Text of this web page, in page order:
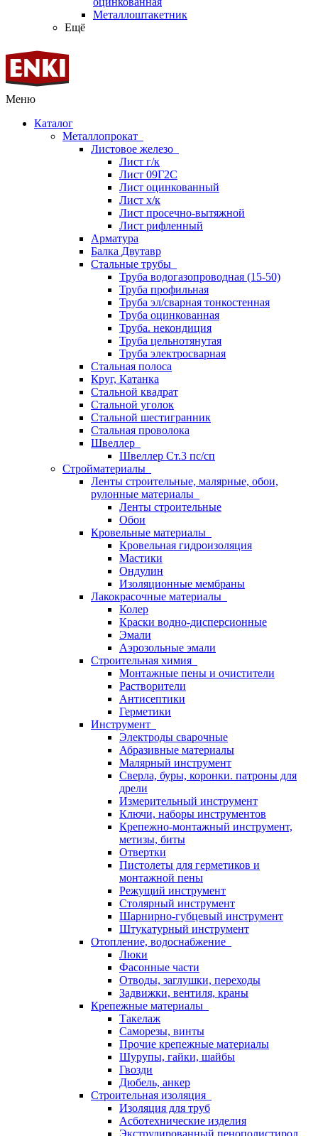
Металлоштакетник
Ещё
Меню
Каталог
Металлопрокат
Листовое железо
Лист г/к
Лист 09Г2С
Лист оцинкованный
Лист х/к
Лист просечно-вытяжной
Лист рифленный
Арматура
Балка Двутавр
Стальные трубы
Труба водогазопроводная (15-50)
Труба профильная
Труба эл/сварная тонкостенная
Труба оцинкованная
Труба. некондиция
Труба цельнотянутая
Труба электросварная
Стальная полоса
Круг, Катанка
Стальной квадрат
Стальной уголок
Стальной шестигранник
Стальная проволока
Швеллер
Швеллер Ст.3 пс/сп
Стройматериалы
Ленты строительные, малярные, обои,
рулонные материалы
Ленты строительные
Обои
Кровельные материалы
Кровельная гидроизоляция
Мастики
Ондулин
Изоляционные мембраны
Лакокрасочные материалы
Колер
Краски водно-дисперсионные
Эмали
Аэрозольные эмали
Строительная химия
Монтажные пены и очистители
Растворители
Антисептики
Герметики
Инструмент
Электроды сварочные
Абразивные материалы
Малярный инструмент
Сверла, буры, коронки. патроны для
дрели
Измерительный инструмент
Ключи, наборы инструментов
Крепежно-монтажный инструмент,
метизы, биты
Отвертки
Пистолеты для герметиков и
монтажной пены
Режущий инструмент
Столярный инструмент
Шарнирно-губцевый инструмент
Штукатурный инструмент
Отопление, водоснабжение
Люки
Фасонные части
Отводы, заглушки, переходы
Задвижки, вентиля, краны
Крепежные материалы
Такелаж
Саморезы, винты
Прочие крепежные материалы
Шурупы, гайки, шайбы
Гвозди
Дюбель, анкер
Строительная изоляция
Изоляция для труб
Асботехнические изделия
Экструдированный пенополистирол